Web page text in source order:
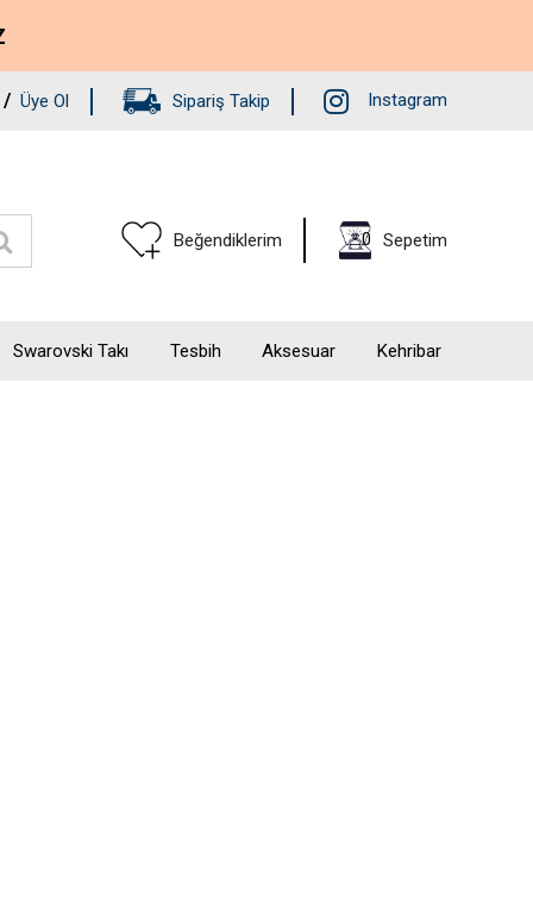
/ Üye Ol Sipariş Takip Instagram
Beğendiklerim Sepetim
0
Swarovski Takı Tesbih Aksesuar Kehribar